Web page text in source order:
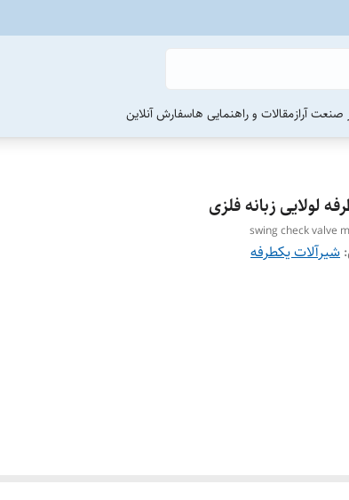
صنعت آرازمقالات و راهنمایی هاسفارش آنلاین
لولایی زبانه فلزی
swing check valve
: شیرآلات یکطرفه